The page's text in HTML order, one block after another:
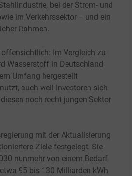
bei der Strom- und
im Verkehrssektor − und ein
Rahmen.
offensichtlich: Im Vergleich zu
Wasserstoff in Deutschland
Umfang hergestellt
auch weil Investoren sich
noch recht jungen Sektor
mit der Aktualisierung
Ziele festgelegt. Sie
nunmehr von einem Bedarf
95 bis 130 Milliarden kWh